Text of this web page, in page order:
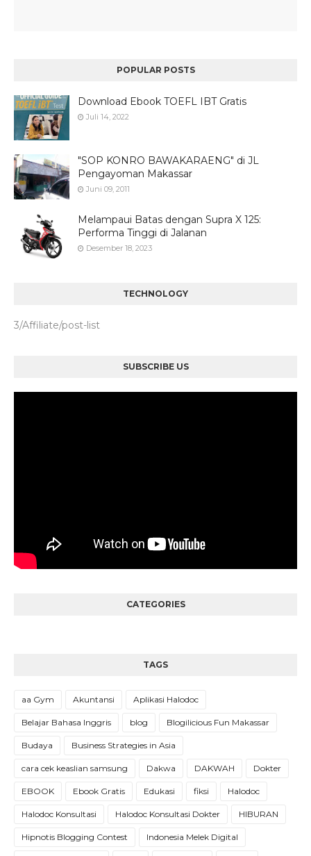
POPULAR POSTS
Download Ebook TOEFL IBT Gratis
Juli 14, 2022
"SOP KONRO BAWAKARAENG" di JL
Pengayoman Makassar
Juni 09, 2011
Melampaui Batas dengan Supra X 125:
Performa Tinggi di Jalanan
Desember 18, 2023
TECHNOLOGY
3/Affiliate/post-list
SUBSCRIBE US
CATEGORIES
TAGS
aa Gym Akuntansi Aplikasi Halodoc
Belajar Bahasa Inggris blog Blogilicious Fun Makassar
Budaya Business Strategies in Asia
cara cek keaslian samsung Dakwa DAKWAH Dokter
EBOOK Ebook Gratis Edukasi fiksi Halodoc
Halodoc Konsultasi Halodoc Konsultasi Dokter HIBURAN
Hipnotis Blogging Contest Indonesia Melek Digital